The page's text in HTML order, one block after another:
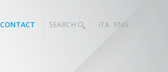
SEARCH ITA ENG
CONTACT